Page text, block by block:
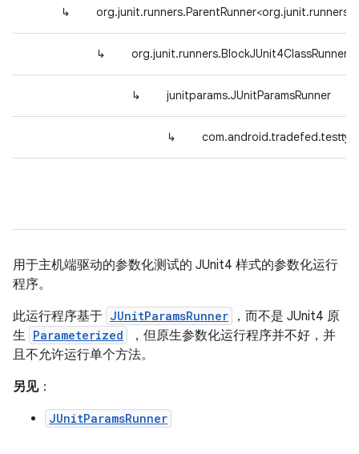
↳
↳ org.junit.runners.BlockJUnit4ClassRunner
↳ junitparams.JUnitParamsRunner
↳
用于主机端驱动的参数化测试的 JUnit4 样式的参数化运行
程序。
此运行程序基于 JUnitParamsRunner
，而不是 JUnit4 原
生 Parameterized
，但原生参数化运行程序并不好，并
且不允许运行单个方法。
另见：
JUnitParamsRunner